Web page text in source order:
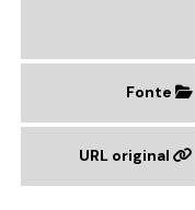
Fonte
URL original